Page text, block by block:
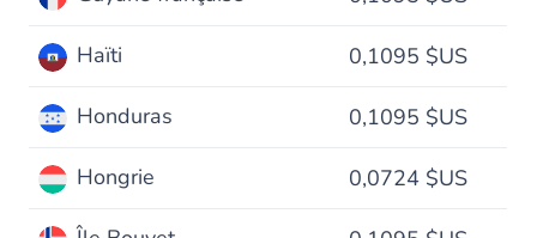
Haïti 0,1095 $US
Honduras 0,1095 $US
Hongrie 0,0724 $US